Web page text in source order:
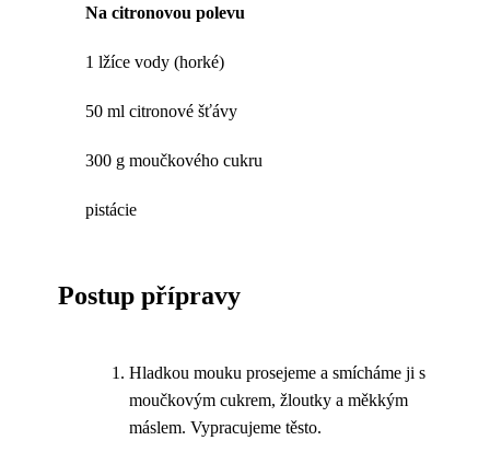
Na citronovou polevu
1 lžíce vody (horké)
50 ml citronové šťávy
300 g moučkového cukru
pistácie
Postup přípravy
Hladkou mouku prosejeme a smícháme ji s
moučkovým cukrem, žloutky a měkkým
máslem. Vypracujeme těsto.